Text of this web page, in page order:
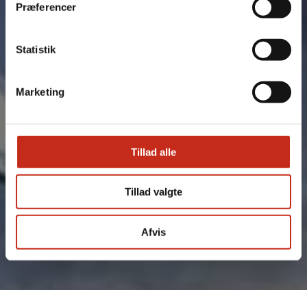
Præferencer
Statistik
Marketing
Tillad alle
Tillad valgte
Afvis
Bliv kontaktet